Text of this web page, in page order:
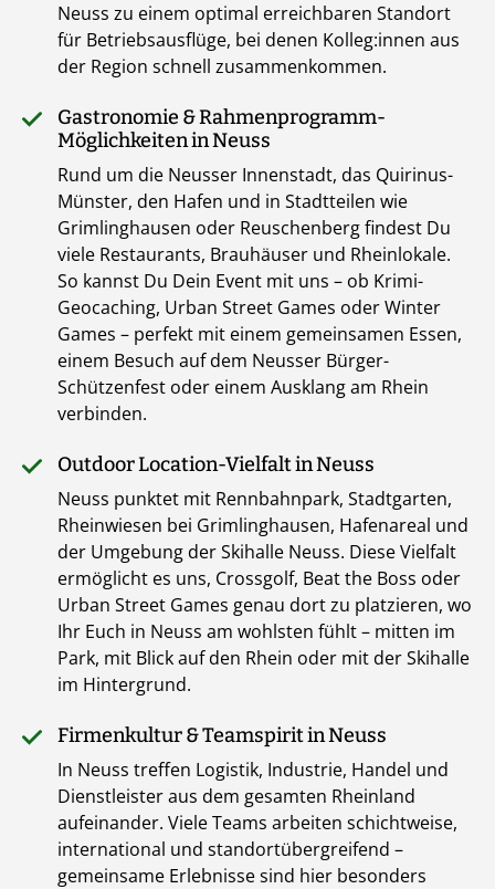
Neuss zu einem optimal erreichbaren Standort
für Betriebsausflüge, bei denen Kolleg:innen aus
der Region schnell zusammenkommen.
Gastronomie & Rahmenprogramm-
Möglichkeiten in Neuss
Rund um die Neusser Innenstadt, das Quirinus-
Münster, den Hafen und in Stadtteilen wie
Grimlinghausen oder Reuschenberg findest Du
viele Restaurants, Brauhäuser und Rheinlokale.
So kannst Du Dein Event mit uns – ob Krimi-
Geocaching, Urban Street Games oder Winter
Games – perfekt mit einem gemeinsamen Essen,
einem Besuch auf dem Neusser Bürger-
Schützenfest oder einem Ausklang am Rhein
verbinden.
Outdoor Location-Vielfalt in Neuss
Neuss punktet mit Rennbahnpark, Stadtgarten,
Rheinwiesen bei Grimlinghausen, Hafenareal und
der Umgebung der Skihalle Neuss. Diese Vielfalt
ermöglicht es uns, Crossgolf, Beat the Boss oder
Urban Street Games genau dort zu platzieren, wo
Ihr Euch in Neuss am wohlsten fühlt – mitten im
Park, mit Blick auf den Rhein oder mit der Skihalle
im Hintergrund.
Firmenkultur & Teamspirit in Neuss
In Neuss treffen Logistik, Industrie, Handel und
Dienstleister aus dem gesamten Rheinland
aufeinander. Viele Teams arbeiten schichtweise,
international und standortübergreifend –
gemeinsame Erlebnisse sind hier besonders